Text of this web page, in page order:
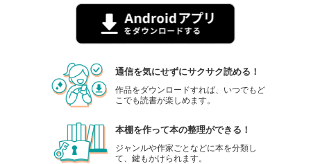
通信を気にせずにサクサク読める！
作品をダウンロードすれば、いつでもど
こでも読書が楽しめます。
本棚を作って本の整理ができる！
ジャンルや作家ごとなどに本を分類し
て、鍵もかけられます。